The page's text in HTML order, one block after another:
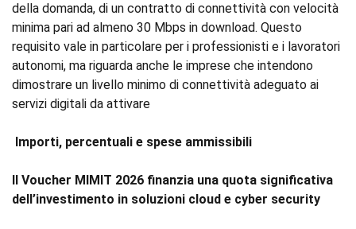
della domanda, di un contratto di connettività con velocità
minima pari ad almeno 30 Mbps in download. Questo
requisito vale in particolare per i professionisti e i lavoratori
autonomi, ma riguarda anche le imprese che intendono
dimostrare un livello minimo di connettività adeguato ai
servizi digitali da attivare
Importi, percentuali e spese ammissibili
Il Voucher MIMIT 2026 finanzia una quota significativa
dell’investimento in soluzioni cloud e cyber security